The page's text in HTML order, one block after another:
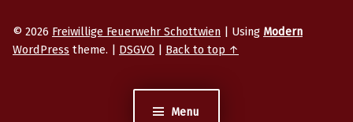
Menu
© 2026 Freiwillige Feuerwehr Schottwien | Using Modern
WordPress theme. | DSGVO | Back to top ↑